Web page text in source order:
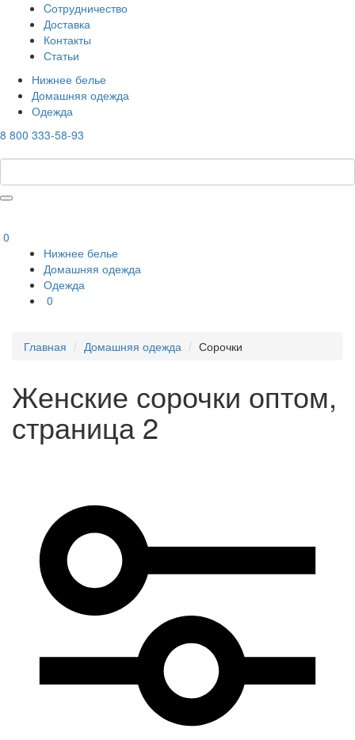
Cотрудничество
Доставка
Контакты
Статьи
Нижнее белье
Домашняя одежда
Одежда
8 800 333-58-93
0
Нижнее белье
Домашняя одежда
Одежда
0
Главная Домашняя одежда Сорочки
Женские сорочки оптом,
страница 2